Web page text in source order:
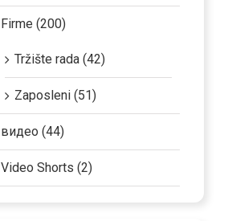
Firme (200)
Tržište rada (42)
Zaposleni (51)
видео (44)
Video Shorts (2)